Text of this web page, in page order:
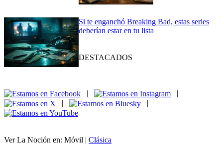
Si te enganchó Breaking Bad, estas series
deberían estar en tu lista
DESTACADOS
|
|
Ver La Noción en: Móvil | Clásica